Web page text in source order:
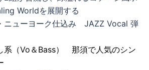
Worldを展開する
ニューヨーク仕込み JAZZ Vocal 弾
系（Vo＆Bass） 那須で人気のシン